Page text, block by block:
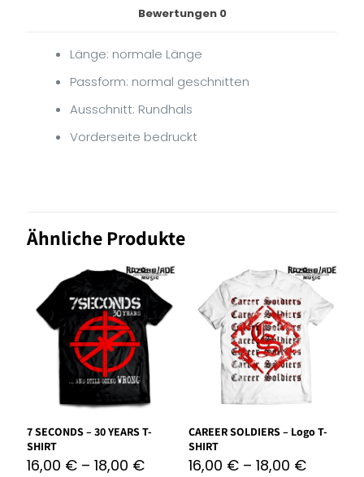
Bewertungen 0
Länge: normale Länge
Passform: normal geschnitten
Ausschnitt: Rundhals
Vorderseite bedruckt
Ähnliche Produkte
7 SECONDS – 30 YEARS T-
SHIRT
16,00 € – 18,00 €
CAREER SOLDIERS – Logo T-
SHIRT
16,00 €– 18,00 €